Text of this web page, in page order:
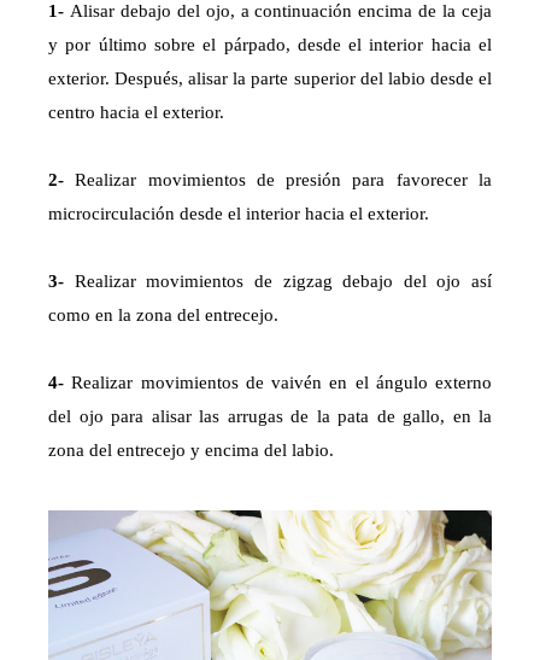
1- Alisar debajo del ojo, a continuación encima de la ceja
y por último sobre el párpado, desde el interior hacia el
exterior. Después, alisar la parte superior del labio desde el
centro hacia el exterior.
2- Realizar movimientos de presión para favorecer la
microcirculación desde el interior hacia el exterior.
3- Realizar movimientos de zigzag debajo del ojo así
como en la zona del entrecejo.
4- Realizar movimientos de vaivén en el ángulo externo
del ojo para alisar las arrugas de la pata de gallo, en la
zona del entrecejo y encima del labio.